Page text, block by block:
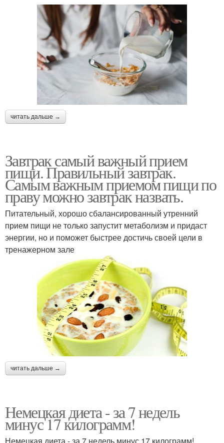
читать дальше →
Завтрак самый важный прием
пищи. Правильный завтрак.
Самым важным приемом пищи по
праву можно завтрак назвать.
Питательный, хорошо сбалансированный утренний
прием пищи не только запустит метаболизм и придаст
энергии, но и поможет быстрее достичь своей цели в
тренажерном зале
читать дальше →
Немецкая диета - за 7 недель
минус 17 килограмм!
Немецкая диета - за 7 недель минус 17 килограмм!